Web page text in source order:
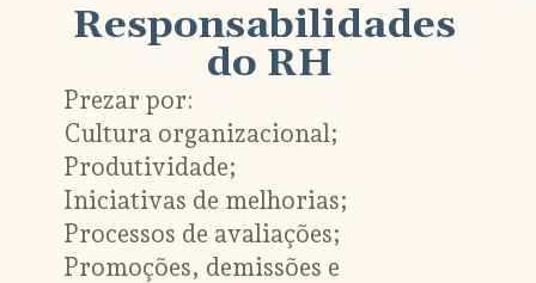
Responsabilidades
do RH
Prezar por:
Cultura organizacional;
Produtividade;
Iniciativas de melhorias;
Processos de avaliações;
Promoções, demissões e